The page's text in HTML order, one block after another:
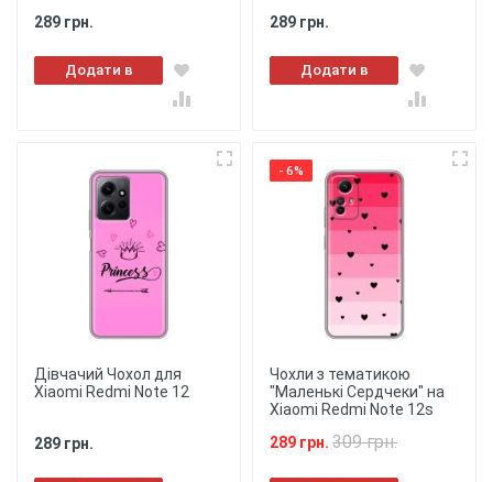
289 грн.
Додати в
кошик
289 грн.
Додати в
кошик
Дівчачий Чохол для
Xiaomi Redmi Note 12
289 грн.
- 6%
Чохли з тематикою
"Маленькі Сердчеки" на
Xiaomi Redmi Note 12s
289 грн. 309 грн.